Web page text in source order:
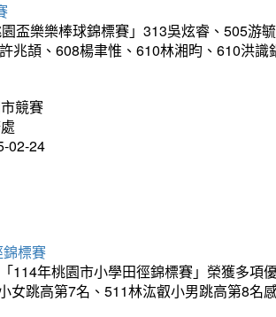
盃樂樂棒球錦標賽」313吳炫睿、505游
兆頡、608楊聿惟、610林湘昀、610洪
競賽
02-24
標賽
114年桃園市小學田徑錦標賽」榮獲多
女跳高第7名、511林汯叡小男跳高第8名